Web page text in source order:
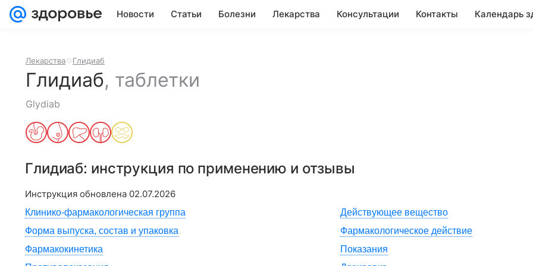
Новости Статьи Болезни Лекарства Консультации Контакты Календарь
Лекарства Глидиаб
Глидиаб, таблетки
Glydiab
Глидиаб: инструкция по применению и отзывы
Инструкция обновлена 02.07.2026
Клинико-фармакологическая группа
Действующее вещество
Форма выпуска, состав и упаковка
Фармакологическое действие
Фармакокинетика
Показания